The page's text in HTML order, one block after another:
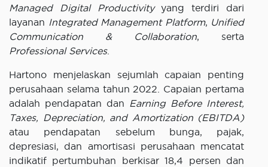
Managed Digital Productivityyang terdiri dari
layanan Integrated Management Platform, Unified
Communication & Collaboration, serta
Professional Services.
Hartono menjelaskan sejumlah capaian penting
perusahaan selama tahun 2022. Capaian pertama
adalah pendapatan dan
Earning Before Interest,
Taxes, Depreciation, and Amortization (EBITDA)
atau pendapatan sebelum bunga, pajak,
depresiasi, dan amortisasi perusahaan mencatat
indikatif pertumbuhan berkisar 18,4 persen dan